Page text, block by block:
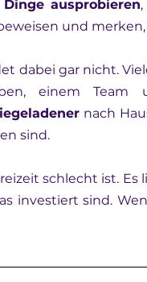
Dinge ausprobieren
und merken,
dabei gar nicht.
nach
sind.
schlecht ist. Es
investiert sind.